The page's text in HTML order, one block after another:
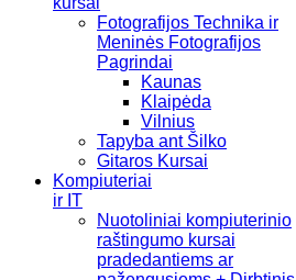
Fotografijos Technika ir
Meninės Fotografijos
Pagrindai
Kaunas
Klaipėda
Vilnius
Tapyba ant Šilko
Gitaros Kursai
Kompiuteriai
ir IT
Nuotoliniai kompiuterinio
raštingumo kursai
pradedantiems ar